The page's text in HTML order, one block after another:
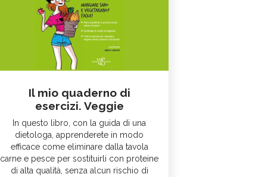
Il mio quaderno di
esercizi. Veggie
In questo libro, con la guida di una
dietologa, apprenderete in modo
efficace come eliminare dalla tavola
carne e pesce per sostituirli con proteine
di alta qualità, senza alcun rischio di